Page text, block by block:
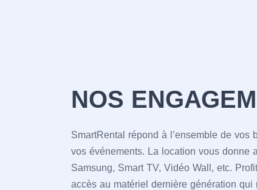
NOS
SmartRental répond à l’ensemble de vos
vos événements. La location vous donne
Samsung, Smart TV, Vidéo Wall, etc.
accès au matériel dernière génération qui